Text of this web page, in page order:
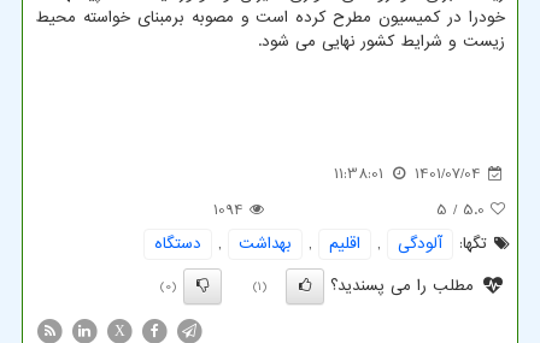
خودرا در کمیسیون مطرح کرده است و مصوبه برمبنای خواسته محیط
زیست و شرایط کشور نهایی می شود.
1401/07/04
11:38:01
5.0
/ 5
1094
تگها:
آلودگی , اقلیم , بهداشت ,
دستگاه
مطلب را می پسندید؟
(1)
(0)
X